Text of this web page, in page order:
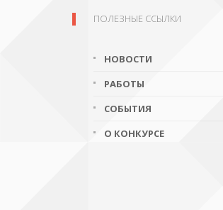
ПОЛЕЗНЫЕ ССЫЛКИ
НОВОСТИ
РАБОТЫ
СОБЫТИЯ
О КОНКУРСЕ